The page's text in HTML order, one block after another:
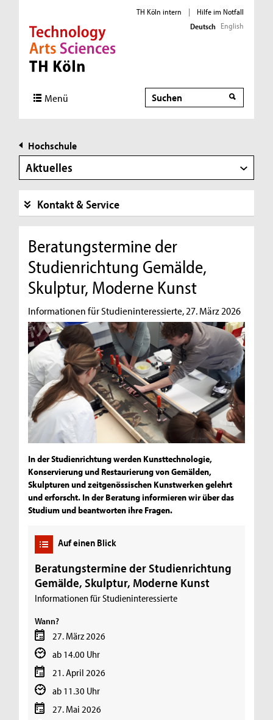
Direkt zur Hauptnavigation
Direkt zur Subnavigation
Direkt zum Inhalt
Direkt zum Fußbereich
TH Köln intern |
Hilfe im Notfall
Deutsch English
Menü Suche
Hochschule
Aktuelles
Kontakt & Service
Beratungstermine der
Studienrichtung Gemälde,
Skulptur, Moderne Kunst
Informationen für Studieninteressierte, 27. März 2026
In der Studienrichtung werden Kunsttechnologie,
Konservierung und Restaurierung von Gemälden,
Skulpturen und zeitgenössischen Kunstwerken gelehrt
und erforscht. In der Beratung informieren wir über das
Studium und beantworten ihre Fragen.
Auf einen Blick
Beratungstermine der Studienrichtung
Gemälde, Skulptur, Moderne Kunst
Informationen für Studieninteressierte
Wann?
27. März 2026
ab 14.00 Uhr
21. April 2026
ab 11.30 Uhr
27. Mai 2026